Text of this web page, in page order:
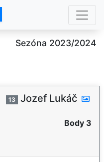
Sezóna 2023/2024
13 Jozef Lukáč
Body 3